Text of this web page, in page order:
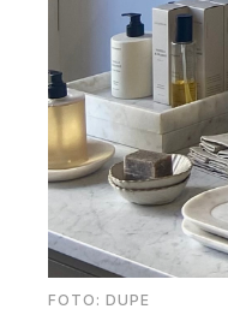
FOTО: DUPE